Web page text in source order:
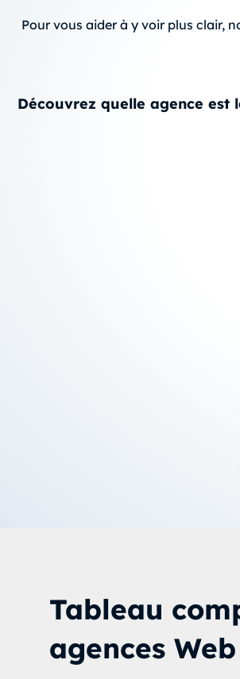
Pour vous aider à y voir plus clair,
Découvrez quelle agence
Tableau
agences